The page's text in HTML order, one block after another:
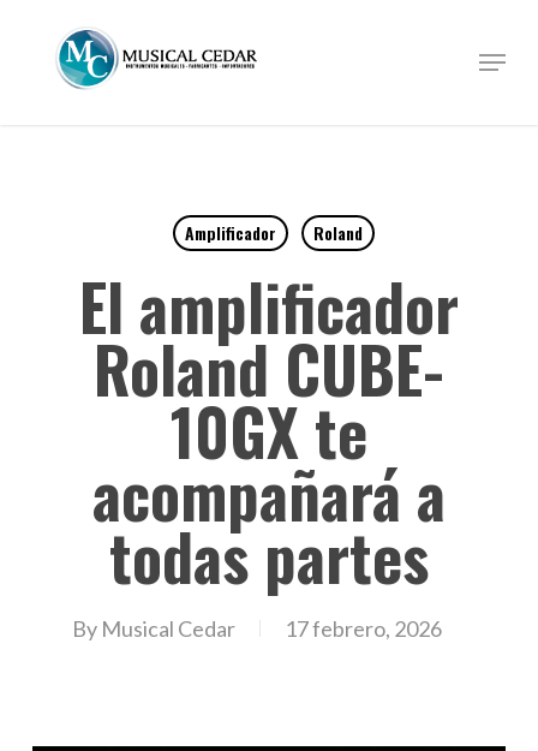
Menu
Amplificador Roland
El amplificador
Roland CUBE-
10GX te
acompañará a
todas partes
By Musical Cedar 17 febrero, 2026
Close